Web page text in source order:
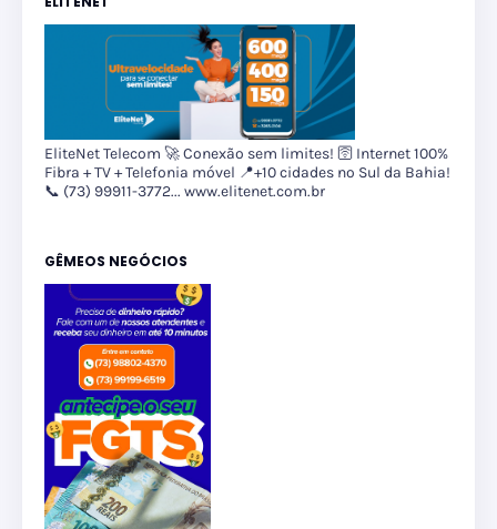
EliteNet Telecom 🚀 Conexão sem limites! 🛜 Internet 100%
Fibra + TV + Telefonia móvel 📍+10 cidades no Sul da Bahia!
📞 (73) 99911-3772... www.elitenet.com.br
GÊMEOS NEGÓCIOS